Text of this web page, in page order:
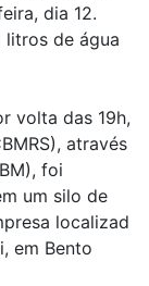
dia 12.
litros de água
volta das 19h,
através
foi
um silo de
localizad
em Bento